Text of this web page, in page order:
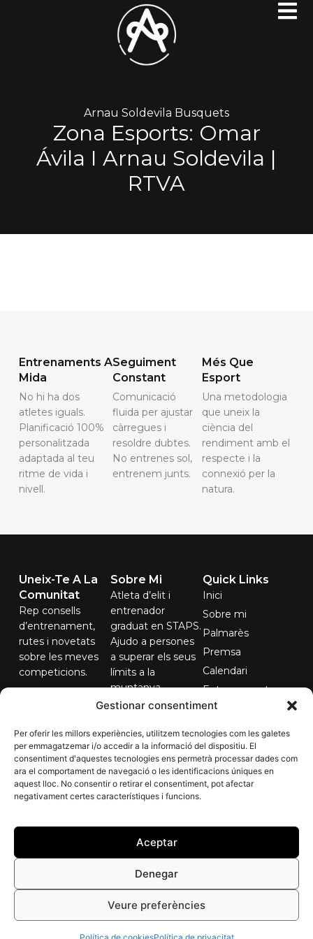
Gestionar consentiment
Per oferir les millors experiències, utilitzem tecnologies com les galetes
per emmagatzemar i/o accedir a la informació del dispositiu. El
consentiment d'aquestes tecnologies ens permetrà processar dades com
ara el comportament de navegació o les identificacions úniques en
aquest lloc. No consentir o retirar el consentiment, pot afectar
negativament certes característiques i funcions.
Aceptar
Denegar
Veure preferències
Arnau Soldevila Busquets
Zona Esports: Omar
Ávila I Arnau Soldevila |
RTVA
Entrenaments A
Mida
No hi ha dos
atletes iguals.
Planificació 100%
personalitzada
adaptada al teu
ritme de vida i
nivell.
Seguiment
Constant
Comunicació
fluida per ajustar
càrregues i
resoldre dubtes.
No entrenes sol,
entrenem junts.
Més Que
Esport
Una metodologia
que uneix la
ciència del
rendiment amb el
respecte i la
connexió per la
natura.
Designed with♥byAreafdesign
Sobre Mi
Atleta d’elit i
entrenador
graduat en STAPS.
Ajudo a persones
a superar els seus
límits a la
muntanya.
Quick Links
Inici
Sobre mi
Palmarès
Premsa
Calendari
Entrenaments
Contacte
Uneix-Te A La
Comunitat
Rep consells
d’entrenament,
rutes i novetats
sobre les meves
competicions.
Subscriure'm